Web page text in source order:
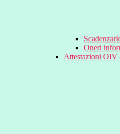
Oneri
Attestazioni OIV